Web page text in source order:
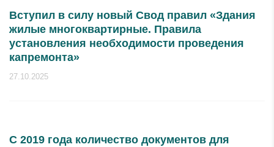
Вступил в силу новый Свод правил «Здания
жилые многоквартирные. Правила
установления необходимости проведения
капремонта»
27.10.2025
С 2019 года количество документов для